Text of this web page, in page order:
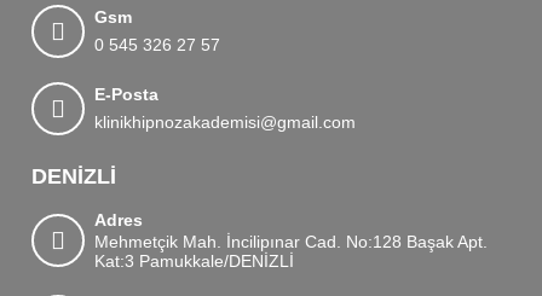
Gsm
0 545 326 27 57
E-Posta
klinikhipnozakademisi@gmail.com
DENIZLI
Adres
Mehmetçik Mah. İncilipınar Cad. No:128 Başak Apt.
Kat:3 Pamukkale/DENİZLİ